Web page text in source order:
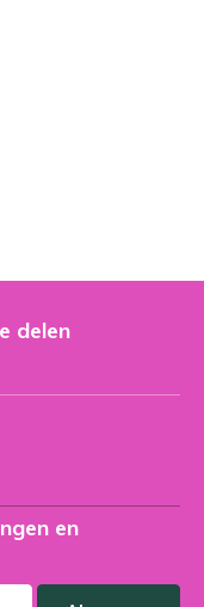
delen
en